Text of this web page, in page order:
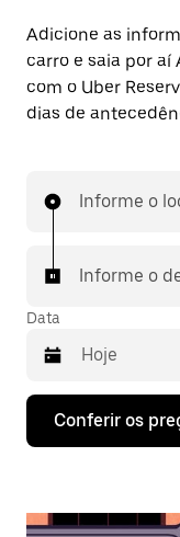
Adicione as
carro e saia por
com o Uber
dias de
Informe o
Informe o
Data
Pressione
seta
interagir
Conferir os